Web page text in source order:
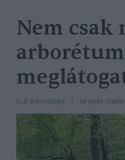
Nem csak
ÉLŐ BOLYGÓNK Granát-